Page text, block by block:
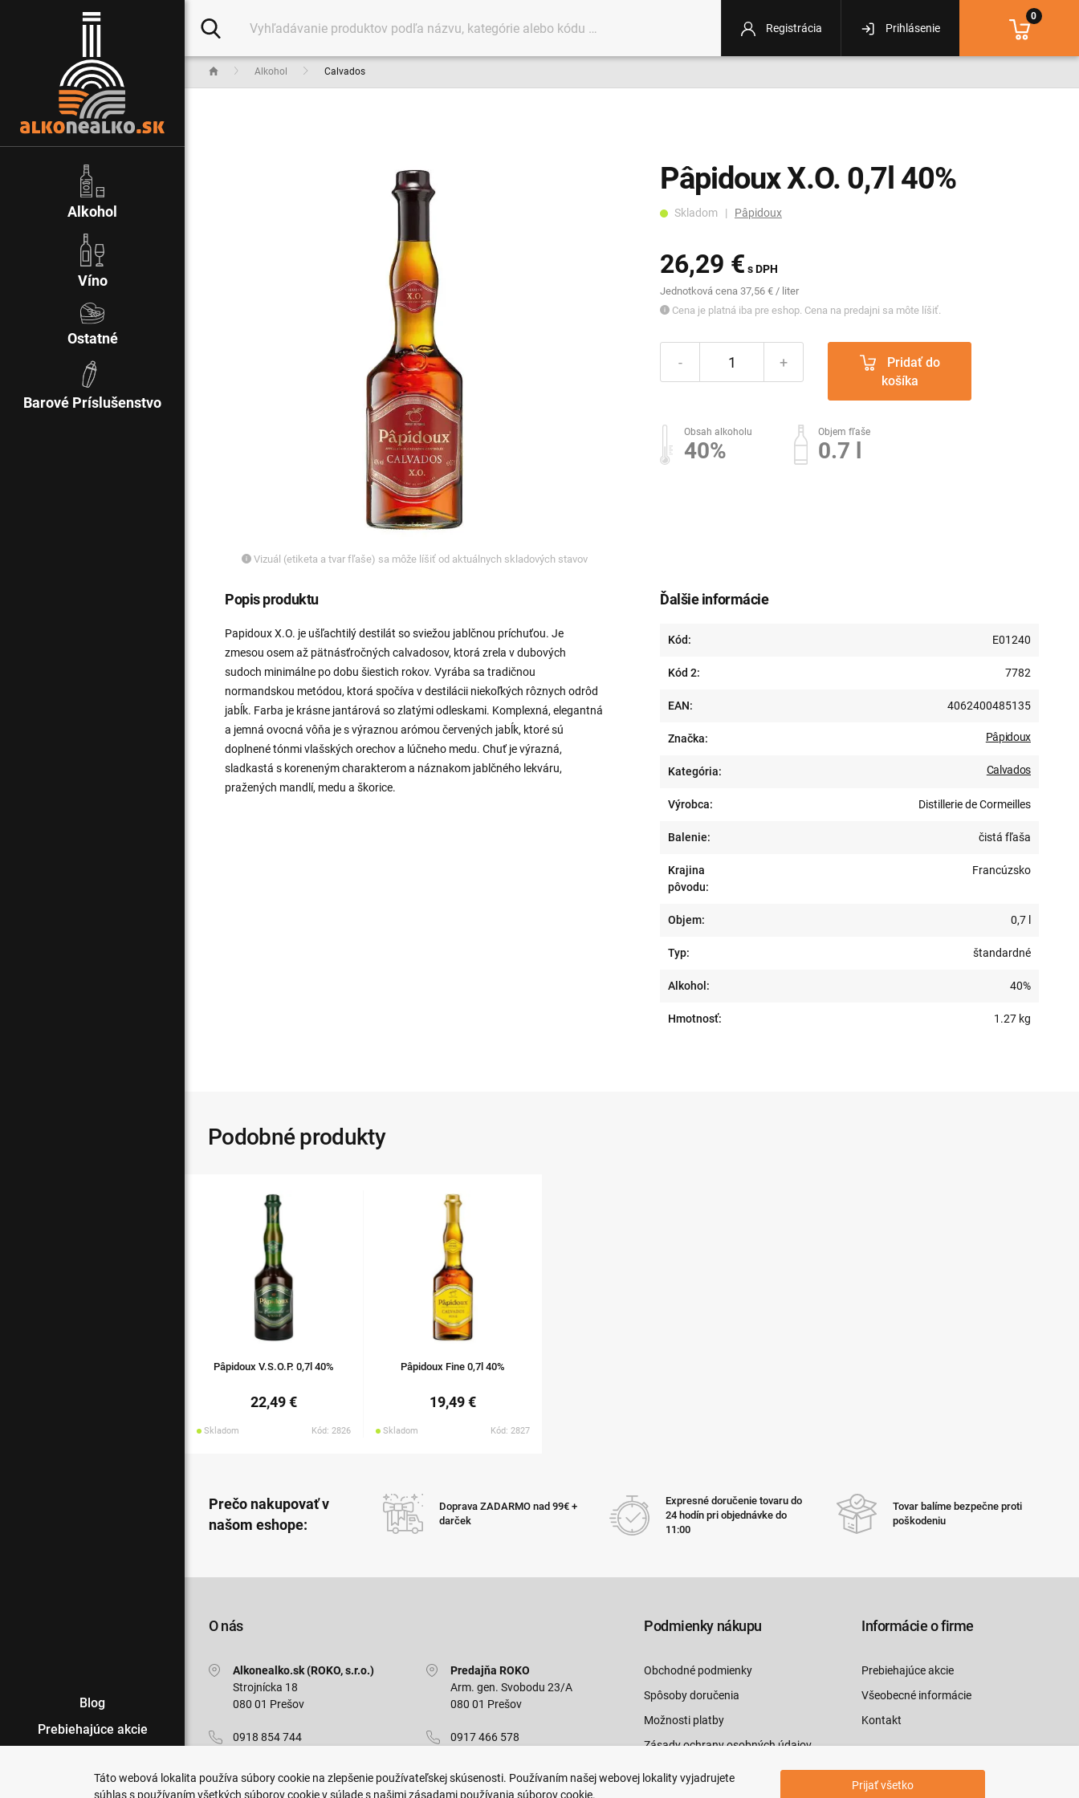
Alkohol Calvados
Pâpidoux X.O. 0,7l 40%
Skladom | Pâpidoux
26,29 € s DPH
Jednotková cena 37,56 € / liter
Cena je platná iba pre eshop. Cena na predajni sa môte líšiť.
- +
košíka
Obsah alkoholu
40%
Objem fľaše
0.7 l
Vizuál (etiketa a tvar fľaše) sa môže líšiť od aktuálnych skladových stavov
Ďalšie informácie
Kód: E01240
Kód 2: 7782
EAN: 4062400485135
Značka: Pâpidoux
Kategória: Calvados
Výrobca: Distillerie de Cormeilles
Balenie: čistá fľaša
Krajina
pôvodu:
Francúzsko
Objem: 0,7 l
Typ: štandardné
Alkohol: 40%
Hmotnosť: 1.27 kg
Popis produktu
Papidoux X.O. je ušľachtilý destilát so sviežou jablčnou príchuťou. Je
zmesou osem až pätnásťročných calvadosov, ktorá zrela v dubových
sudoch minimálne po dobu šiestich rokov. Vyrába sa tradičnou
normandskou metódou, ktorá spočíva v destilácii niekoľkých rôznych odrôd
jabĺk. Farba je krásne jantárová so zlatými odleskami. Komplexná, elegantná
a jemná ovocná vôňa je s výraznou arómou červených jabĺk, ktoré sú
doplnené tónmi vlašských orechov a lúčneho medu. Chuť je výrazná,
sladkastá s koreneným charakterom a náznakom jablčného lekváru,
pražených mandlí, medu a škorice.
Podobné produkty
Pâpidoux V.S.O.P. 0,7l 40%
22,49 €
Skladom Kód: 2826
Pâpidoux Fine 0,7l 40%
19,49 €
Skladom Kód: 2827
Prečo nakupovať v
našom eshope:
Doprava ZADARMO nad 99€ +
darček
Expresné doručenie tovaru do
24 hodín pri objednávke do
11:00
Tovar balíme bezpečne proti
poškodeniu
O nás
Alkonealko.sk (ROKO, s.r.o.)
Strojnícka 18
080 01 Prešov
0918 854 744
Predajňa ROKO
Arm. gen. Svobodu 23/A
080 01 Prešov
0917 466 578
Podmienky nákupu
Obchodné podmienky
Spôsoby doručenia
Možnosti platby
Zásady ochrany osobných údajov
Informácie o firme
Prebiehajúce akcie
Všeobecné informácie
Kontakt
Registrácia Prihlásenie
0
Alkohol
Víno
Ostatné
Barové Príslušenstvo
Blog
Prebiehajúce akcie
PredajneTáto webová lokalita používa súbory cookie na zlepšenie používateľskej skúsenosti. Používaním našej webovej lokality vyjadrujete
súhlas s používaním všetkých súborov cookie v súlade s našimi zásadami používania súborov cookie.
Prijať všetko